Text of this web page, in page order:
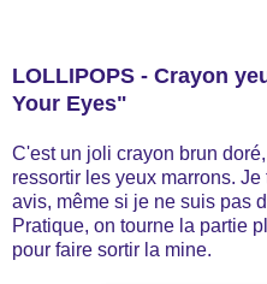
LOLLIPOPS - Crayon
Your Eyes"
C'est un joli crayon brun
ressortir les yeux marrons.
avis, même si je ne suis pas
Pratique, on tourne la partie
pour faire sortir la mine.